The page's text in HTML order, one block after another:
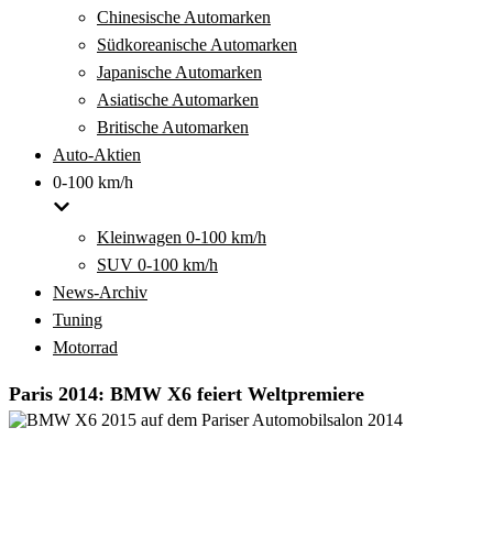
Chinesische Automarken
Südkoreanische Automarken
Japanische Automarken
Asiatische Automarken
Britische Automarken
Auto-Aktien
0-100 km/h
Kleinwagen 0-100 km/h
SUV 0-100 km/h
News-Archiv
Tuning
Motorrad
Paris 2014: BMW X6 feiert Weltpremiere